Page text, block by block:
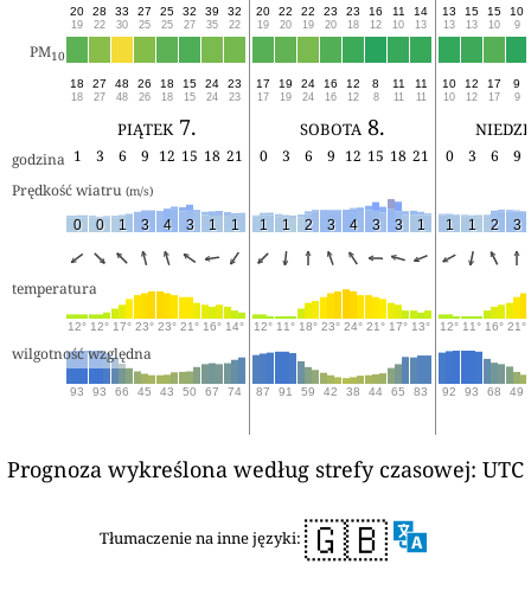
20
19
28
22
33
30
27
25
25
25
32
27
39
35
32
22
20
19
22
20
22
19
23
20
23
18
16
12
11
10
14
13
13
13
15
13
15
10
10
9
PM10
18
18
27
27
48
48
26
26
18
18
15
15
24
24
23
23
17
17
19
19
24
24
16
16
12
12
8
8
11
11
11
11
10
10
12
12
17
17
9
9
piątek 7. sobota 8.
godzina 1 3 6 9 12 15 18 21 0 3 6 9 12 15 18 21 0 3 6
9
Prędkość wiatru (m/s)
0 0 1 3 4 3 1 1 1 1 2 3 4 3 3 1 1 1 2 3
temperatura
12° 12° 17° 23° 23° 21° 16° 14° 12° 11° 18° 23° 24° 21° 17° 13° 12° 11° 16° 21°
wilgotność względna
93 93 66 45 43 50 67 74 87 91 59 42 38 44 65 83 92 93 68 49
Prognoza wykreślona według strefy czasowej: UTC
Tłumaczenie na inne języki: 🇬🇧